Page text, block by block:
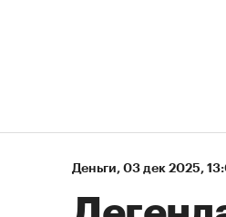
Деньги⁠, 03 дек 2025,